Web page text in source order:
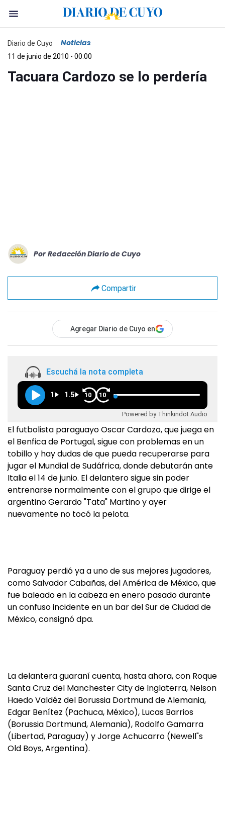
Diario de Cuyo Noticias
11 de junio de 2010 - 00:00
Tacuara Cardozo se lo perdería
Por Redacción Diario de Cuyo
Compartir
Agregar Diario de Cuyo en
Escuchá la nota completa
1 1.5 10 10
Powered by Thinkindot Audio
El futbolista paraguayo Oscar Cardozo, que juega en
el Benfica de Portugal, sigue con problemas en un
tobillo y hay dudas de que pueda recuperarse para
jugar el Mundial de Sudáfrica, donde debutarán ante
Italia el 14 de junio. El delantero sigue sin poder
entrenarse normalmente con el grupo que dirige el
argentino Gerardo "Tata" Martino y ayer
nuevamente no tocó la pelota.
Paraguay perdió ya a uno de sus mejores jugadores,
como Salvador Cabañas, del América de México, que
fue baleado en la cabeza en enero pasado durante
un confuso incidente en un bar del Sur de Ciudad de
México, consignó dpa.
La delantera guaraní cuenta, hasta ahora, con Roque
Santa Cruz del Manchester City de Inglaterra, Nelson
Haedo Valdéz del Borussia Dortmund de Alemania,
Edgar Benítez (Pachuca, México), Lucas Barrios
(Borussia Dortmund, Alemania), Rodolfo Gamarra
(Libertad, Paraguay) y Jorge Achucarro (Newell"s
Old Boys, Argentina).